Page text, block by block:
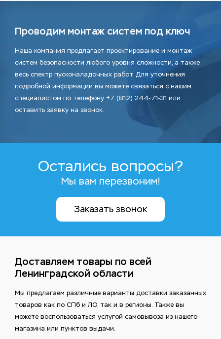
Проводим монтаж систем под ключ
Наша компания предлагает проектирование и монтаж
систем безопасности любого уровня сложности, а также
весь спектр пусконаладочных работ. Для уточнения
подробной информации вы можете связаться с нашим
специалистом по телефону +7 (812) 244-71-31 или
оставить заявку на звонок.
Остались вопросы?
Мы вам перезвоним!
Заказать звонок
Доставляем товары по всей
Ленинградской области
Мы предлагаем различные варианты доставки заказанных
товаров как по СПб и ЛО, так и в регионы. Также вы
можете воспользоваться услугой самовывоза из нашего
магазина или пунктов выдачи.